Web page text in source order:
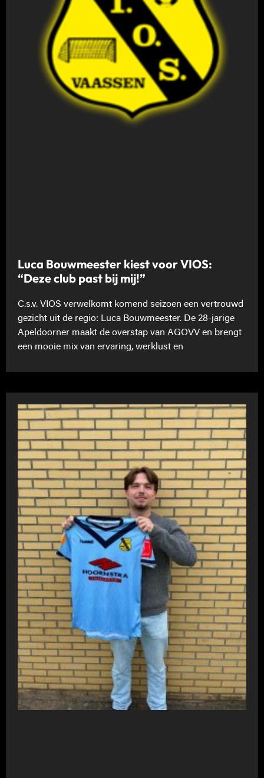
Luca Bouwmeester kiest voor VIOS:
“Deze club past bij mij!”
C.s.v. VIOS verwelkomt komend seizoen een vertrouwd
gezicht uit de regio: Luca Bouwmeester. De 28-jarige
Apeldoorner maakt de overstap van AGOVV en brengt
een mooie mix van ervaring, werklust en